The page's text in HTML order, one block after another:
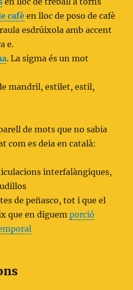
cafè en lloc de poso de cafè
esdrúixola amb accent
e.
. La sigma és un mot
mandril, estilet, estil,
de mots que no sabia
com es deia en català:
interfalàngiques,
de peñasco, tot i que el
que en diguemporció